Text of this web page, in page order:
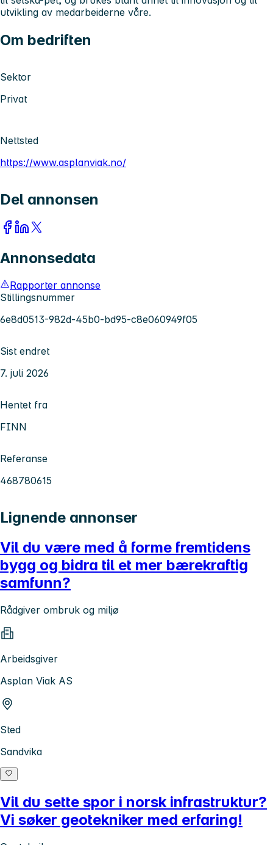
utvikling av medarbeiderne våre.
Om bedriften
Sektor
Privat
Nettsted
https://www.asplanviak.no/
Del annonsen
Annonsedata
Rapporter annonse
Stillingsnummer
6e8d0513-982d-45b0-bd95-c8e060949f05
Sist endret
7. juli 2026
Hentet fra
FINN
Referanse
468780615
Lignende annonser
Vil du være med å forme fremtidens
bygg og bidra til et mer bærekraftig
samfunn?
Rådgiver ombruk og miljø
Arbeidsgiver
Asplan Viak AS
Sted
Sandvika
Vil du sette spor i norsk infrastruktur?
Vi søker geotekniker med erfaring!